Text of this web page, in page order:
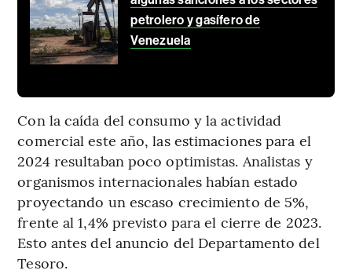
petrolero y gasífero de
Venezuela
Con la caída del consumo y la actividad
comercial este año, las estimaciones para el
2024 resultaban poco optimistas. Analistas y
organismos internacionales habían estado
proyectando un escaso crecimiento de 5%,
frente al 1,4% previsto para el cierre de 2023.
Esto antes del anuncio del Departamento del
Tesoro.